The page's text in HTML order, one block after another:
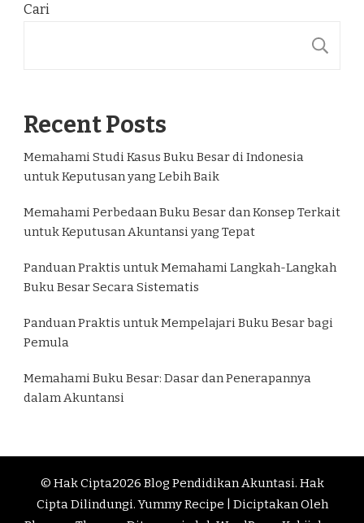
Cari
Recent Posts
Memahami Studi Kasus Buku Besar di Indonesia
untuk Keputusan yang Lebih Baik
Memahami Perbedaan Buku Besar dan Konsep Terkait
untuk Keputusan Akuntansi yang Tepat
Panduan Praktis untuk Memahami Langkah-Langkah
Buku Besar Secara Sistematis
Panduan Praktis untuk Mempelajari Buku Besar bagi
Pemula
Memahami Buku Besar: Dasar dan Penerapannya
dalam Akuntansi
© Hak Cipta2026 Blog Pendidikan Akuntasi. Hak
Cipta Dilindungi.Yummy Recipe | Diciptakan Oleh